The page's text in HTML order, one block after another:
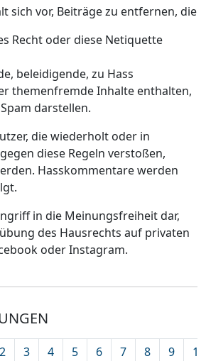
sich vor, Beiträge zu entfernen, die
Recht oder diese Netiquette
beleidigende, zu Hass
themenfremde Inhalte enthalten,
darstellen.
die wiederholt oder in
diese Regeln verstoßen,
Hasskommentare werden
in die Meinungsfreiheit dar,
des Hausrechts auf privaten
oder Instagram.
2 3 4 5 6 7 8 9 10